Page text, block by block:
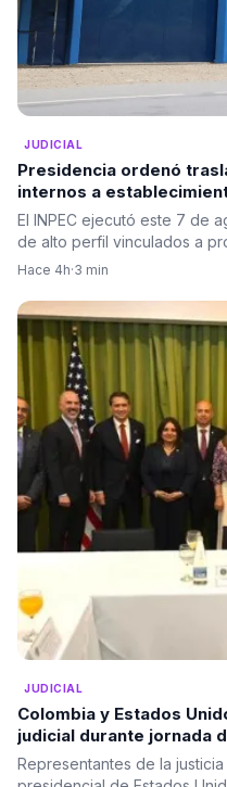
JUDICIAL
Presidencia ordenó
internos a
El INPEC ejecutó este 7 de
de alto perfil vinculados a
Hace 4h·3 min
JUDICIAL
Colombia y Estados
judicial durante jornada
Representantes de la